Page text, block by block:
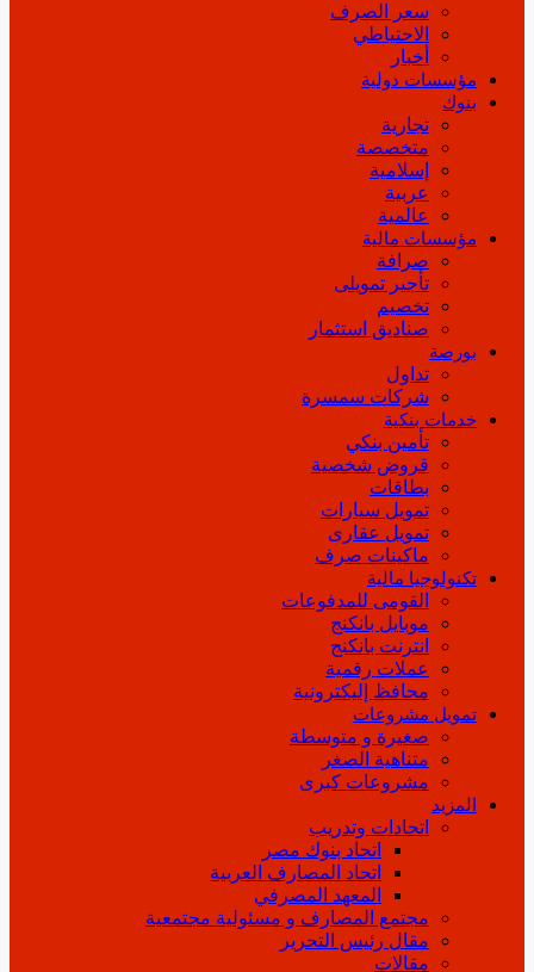
سعر الصرف
الاحتياطي
أخبار
مؤسسات دولية
بنوك
تجارية
متخصصة
إسلامية
عربية
عالمية
مؤسسات مالية
صرافة
تأجير تمويلى
تخصيم
صناديق استثمار
بورصة
تداول
شركات سمسرة
خدمات بنكية
تأمين بنكي
قروض شخصية
بطاقات
تمويل سيارات
تمويل عقارى
ماكينات صرف
تكنولوجيا مالية
القومى للمدفوعات
موبايل بانكنج
انترنت بانكنج
عملات رقمية
محافظ إليكترونية
تمويل مشروعات
صغيرة و متوسطة
متناهية الصغر
مشروعات كبرى
المزيد
اتحادات وتدريب
اتحاد بنوك مصر
اتحاد المصارف العربية
المعهد المصرفي
مجتمع المصارف و مسئولية مجتمعية
مقال رئيس التحرير
مقالات